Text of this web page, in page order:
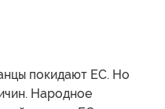
покидают ЕС. Но
Народное